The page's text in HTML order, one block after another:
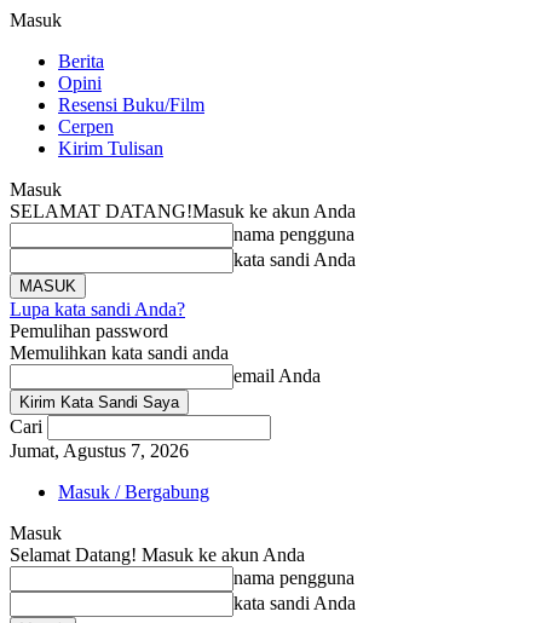
Masuk
Berita
Opini
Resensi Buku/Film
Cerpen
Kirim Tulisan
Masuk
SELAMAT DATANG!Masuk ke akun Anda
nama pengguna
kata sandi Anda
Lupa kata sandi Anda?
Pemulihan password
Memulihkan kata sandi anda
email Anda
Cari
Jumat, Agustus 7, 2026
Masuk / Bergabung
Masuk
Selamat Datang! Masuk ke akun Anda
nama pengguna
kata sandi Anda